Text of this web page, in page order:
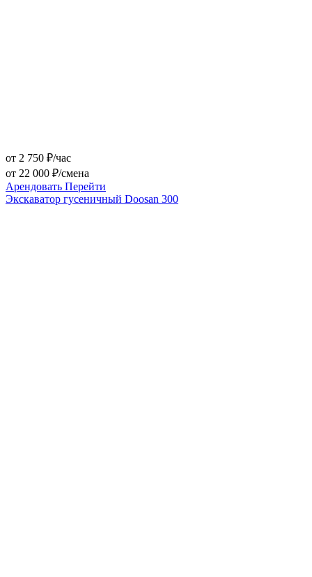
от 2 750 ₽/час
от 22 000 ₽/смена
Арендовать Перейти
Экскаватор гусеничный Doosan 300